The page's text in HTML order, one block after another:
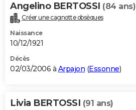
Angelino BERTOSSI (84 ans)
Créer une cagnotte obsèques
Naissance
10/12/1921
Décès
02/03/2006 à Arpajon (Essonne)
Livia BERTOSSI (91 ans)